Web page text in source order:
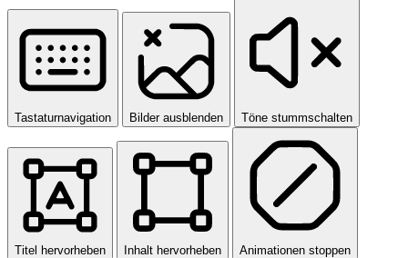
Tastaturnavigation Bilder ausblenden Töne stummschalten
Titel hervorheben Inhalt hervorheben Animationen stoppen